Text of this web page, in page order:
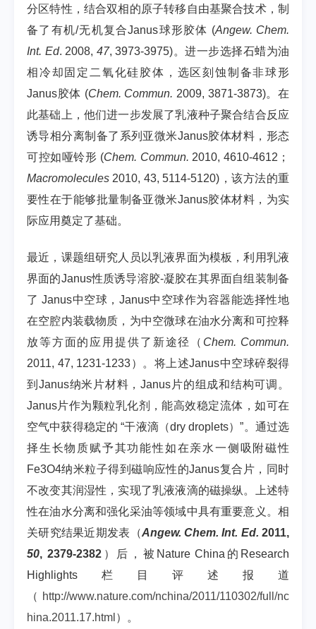
分区特性，结合双相的原子转移自由基聚合技术，制
备了有机/无机复合Janus球形胶体 (Angew. Chem.
Int. Ed. 2008, 47, 3973-3975)。进一步选择石蜡为油
相冷却固定二氧化硅胶体，选区刻蚀制备非球形
Janus胶体 (Chem. Commun. 2009, 3871-3873)。在
此基础上，他们进一步发展了乳液种子聚合结合反应
诱导相分离制备了系列亚微米Janus胶体材料，形态
可控如哑铃形 (Chem. Commun. 2010, 4610-4612；
Macromolecules 2010, 43, 5114-5120)，该方法的重
要性在于能够批量制备亚微米Janus胶体材料，为实
际应用奠定了基础。
最近，课题组研究人员以乳液界面为模板，利用乳液
界面的Janus性质诱导溶胶-凝胶在其界面自组装制备
了 Janus中空球，Janus中空球作为容器能选择性地
在空腔内装载物质，为中空微球在油水分离和可控释
放等方面的应用提供了新途径（ Chem. Commun.
2011, 47, 1231-1233）。将上述Janus中空球碎裂得
到Janus纳米片材料，Janus片的组成和结构可调。
Janus片作为颗粒乳化剂，能高效稳定流体，如可在
空气中获得稳定的 “干液滴（dry droplets）”。通过选
择生长物质赋予其功能性如在亲水一侧吸附磁性
Fe3O4纳米粒子得到磁响应性的Janus复合片，同时
不改变其润湿性，实现了乳液液滴的磁操纵。上述特
性在油水分离和强化采油等领域中具有重要意义。相
关研究结果近期发表（Angew. Chem. Int. Ed. 2011,
50, 2379-2382）后，被Nature China的Research
Highlights栏目评述报道
（ http://www.nature.com/nchina/2011/110302/full/nc
hina.2011.17.html ）。